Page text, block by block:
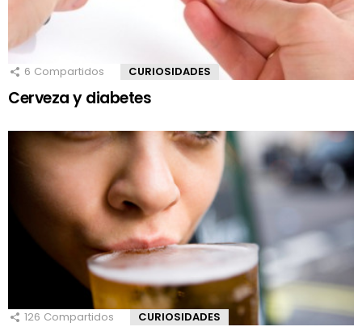
6 Compartidos CURIOSIDADES
Cerveza y diabetes
126 Compartidos CURIOSIDADES